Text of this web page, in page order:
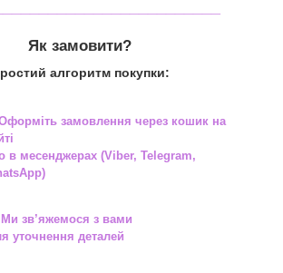
Як замовити?
алгоритм покупки:
замовлення через кошик на
в месенджерах(Viber, Telegram,
зв’яжемося з вами
уточнення деталей